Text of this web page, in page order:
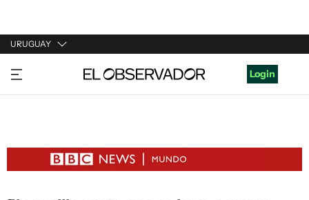
URUGUAY
URUGUAY
ARGENTINA
ESTADOS UNIDOS
Login